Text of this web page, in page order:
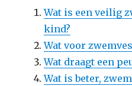
Wat is een veilig
kind?
Wat voor
Wat draagt een
Wat is beter,